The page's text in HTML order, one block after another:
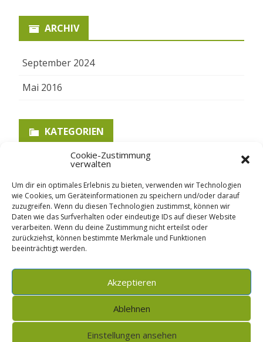
Cookie-Zustimmung
verwalten
Um dir ein optimales Erlebnis zu bieten, verwenden wir Technologien
wie Cookies, um Geräteinformationen zu speichern und/oder darauf
zuzugreifen. Wenn du diesen Technologien zustimmst, können wir
Daten wie das Surfverhalten oder eindeutige IDs auf dieser Website
verarbeiten. Wenn du deine Zustimmung nicht erteilst oder
zurückziehst, können bestimmte Merkmale und Funktionen
beeinträchtigt werden.
Akzeptieren
Ablehnen
Einstellungen ansehen
ARCHIV
September 2024
Mai 2016
KATEGORIEN
Ertragsdaten
PV-Flächen
Impressum]
[Haftungsausschluss]
[Datenschutzerklärung]
GalussoThemes.com